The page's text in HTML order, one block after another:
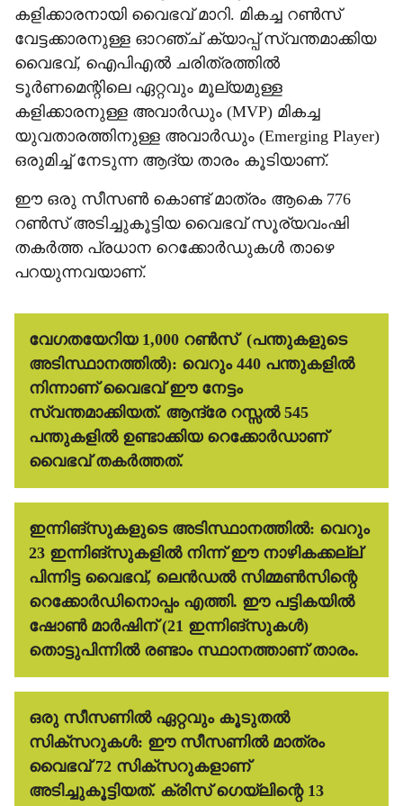
കളിക്കാരനായി വൈഭവ് മാറി. മികച്ച റൺസ്
വേട്ടക്കാരനുള്ള ഓറഞ്ച് ക്യാപ്പ് സ്വന്തമാക്കിയ
വൈഭവ്, ഐപിഎൽ ചരിത്രത്തിൽ
ടൂർണമെന്റിലെ ഏറ്റവും മൂല്യമുള്ള
കളിക്കാരനുള്ള അവാർഡും (MVP) മികച്ച
യുവതാരത്തിനുള്ള അവാർഡും (Emerging Player)
ഒരുമിച്ച് നേടുന്ന ആദ്യ താരം കൂടിയാണ്.
ഈ ഒരു സീസൺ കൊണ്ട് മാത്രം ആകെ 776
റൺസ് അടിച്ചുകൂട്ടിയ വൈഭവ് സൂര്യവംഷി
തകർത്ത പ്രധാന റെക്കോർഡുകൾ താഴെ
പറയുന്നവയാണ്.
വേഗതയേറിയ 1,000 റൺസ് (പന്തുകളുടെ
അടിസ്ഥാനത്തിൽ): വെറും 440 പന്തുകളിൽ
നിന്നാണ് വൈഭവ് ഈ നേട്ടം
സ്വന്തമാക്കിയത്. ആന്ദ്രേ റസ്സൽ 545
പന്തുകളിൽ ഉണ്ടാക്കിയ റെക്കോർഡാണ്
വൈഭവ് തകർത്തത്.
ഇന്നിങ്സുകളുടെ അടിസ്ഥാനത്തിൽ: വെറും
23 ഇന്നിങ്സുകളിൽ നിന്ന് ഈ നാഴികക്കല്ല്
പിന്നിട്ട വൈഭവ്, ലെൻഡൽ സിമ്മൺസിന്റെ
റെക്കോർഡിനൊപ്പം എത്തി. ഈ പട്ടികയിൽ
ഷോൺ മാർഷിന് (21 ഇന്നിങ്സുകൾ)
തൊട്ടുപിന്നിൽ രണ്ടാം സ്ഥാനത്താണ് താരം.
ഒരു സീസണിൽ ഏറ്റവും കൂടുതൽ
സിക്സറുകൾ: ഈ സീസണിൽ മാത്രം
വൈഭവ് 72 സിക്സറുകളാണ്
അടിച്ചുകൂട്ടിയത്. ക്രിസ് ഗെയ്‌ലിന്റെ 13